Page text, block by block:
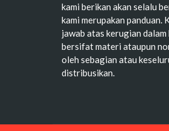
kami berikan akan selalu
kami merupakan
jawab atas kerugian
bersifat materi ataupun
oleh sebagian atau
distribusikan.